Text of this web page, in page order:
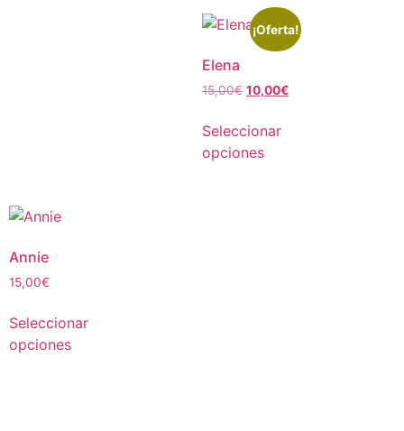
¡Oferta!
Elena
15,00€ 10,00€
Seleccionar
opciones
Annie
15,00€
Seleccionar
opciones